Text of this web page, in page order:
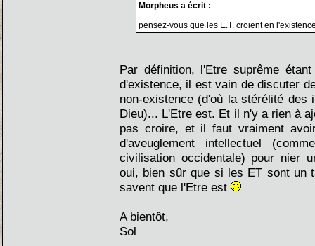
Morpheus a écrit :
pensez-vous que les E.T. croient en
Par définition, l'Etre suprême
d'existence, il est vain de discuter
non-existence (d'où la stérélité des
Dieu)... L'Etre est. Et il n'y a rien à
pas croire, et il faut vraiment
d'aveuglement intellectuel
civilisation occidentale) pour nier
oui, bien sûr que si les ET sont un
savent que l'Etre est
A bientôt,
Sol